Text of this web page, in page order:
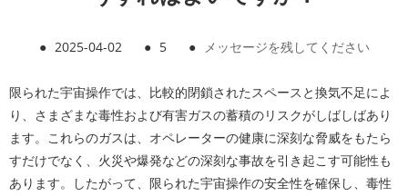
● 2025-04-02 ● 5 ● メッセージを残してください
限られた宇宙操作では、比較的閉鎖されたスペースと換気不足によ
り、さまざまな毒性および有害ガスの蓄積のリスクがしばしばあり
ます。これらのガスは、オペレーターの健康に深刻な脅威をもたら
すだけでなく、火災や爆発などの深刻な事故を引き起こす可能性も
あります。したがって、限られた宇宙操作の安全性を確保し、毒性